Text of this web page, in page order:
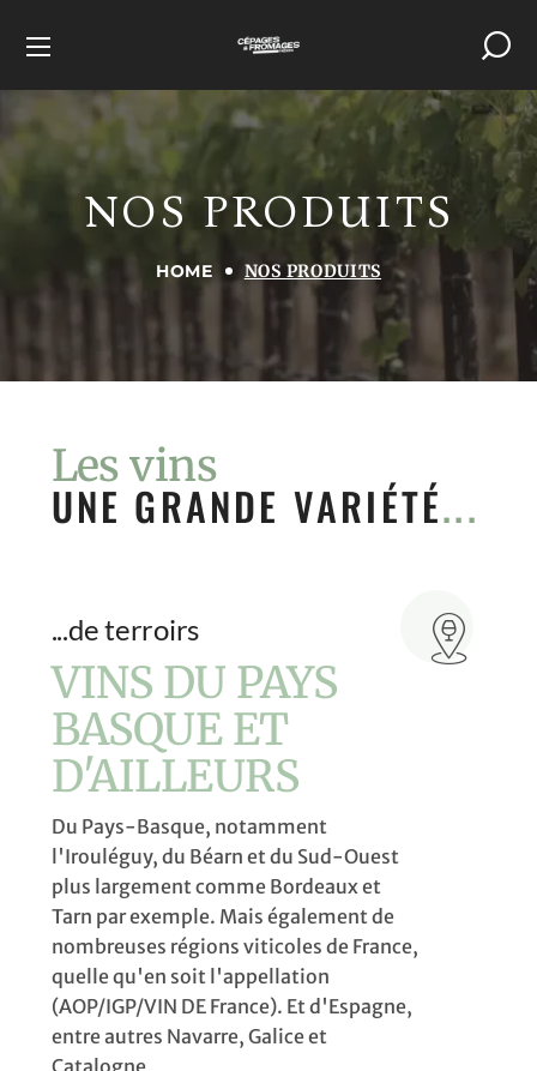
NOS PRODUITS
HOME NOS PRODUITS
Les vins
UNE GRANDE VARIÉTÉ...
...de terroirs
VINS DU PAYS
BASQUE ET
D'AILLEURS
Du Pays-Basque, notamment
l'Irouléguy, du Béarn et du Sud-Ouest
plus largement comme Bordeaux et
Tarn par exemple. Mais également de
nombreuses régions viticoles de France,
quelle qu'en soit l'appellation
(AOP/IGP/VIN DE France). Et d'Espagne,
entre autres Navarre, Galice et
Catalogne